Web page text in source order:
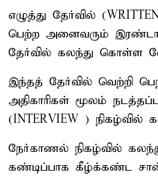
எழுத்து தேர்வில்
பெற்ற அனைவரும்
தேர்வில் கலந்து கொள்ள
இந்தத் தேர்வில் வெற்றி
அதிகாரிகள் மூலம்
(INTERVIEW )
நேர்காணல் நிகழ்வில்
கண்டிப்பாக கீழ்க்கண்ட